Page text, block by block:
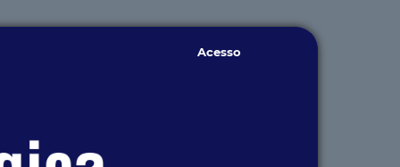
Acesso